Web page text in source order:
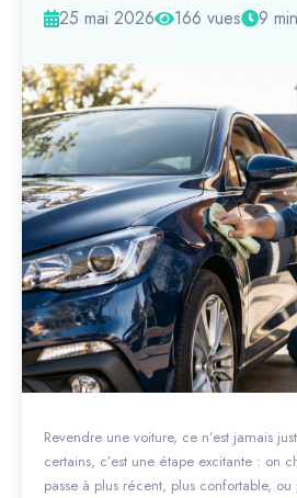
25 mai 2026 166 vues 9
Revendre une voiture, ce n’est jamais
certains, c’est une étape excitante : on
passe à plus récent, plus confortable,